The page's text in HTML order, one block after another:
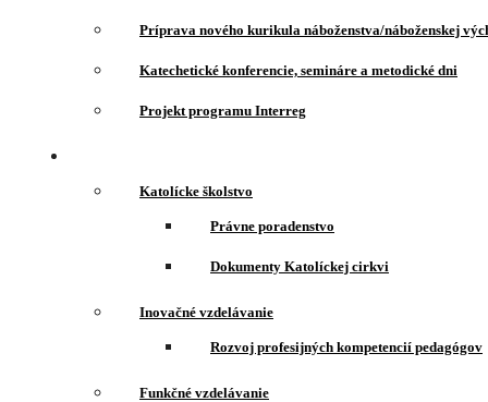
Príprava nového kurikula náboženstva/náboženskej
Katechetické konferencie, semináre a metodické dni
Projekt programu Interreg
Katolícke školstvo
Právne poradenstvo
Dokumenty Katolíckej cirkvi
Inovačné vzdelávanie
Rozvoj profesijných kompetencií pedagógov
Funkčné vzdelávanie